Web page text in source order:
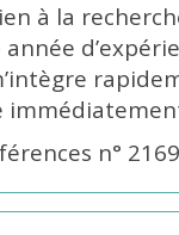
à la
année
n°